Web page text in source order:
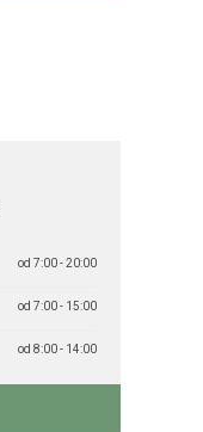
od 7:00 - 20:00
od 7:00 - 15:00
od 8:00 - 14:00